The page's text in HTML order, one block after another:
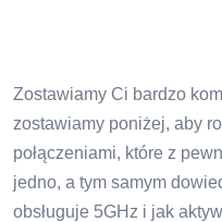
Zostawiamy Ci bardzo
zostawiamy poniżej, aby
połączeniami, które z
jedno, a tym samym
obsługuje 5GHz i jak